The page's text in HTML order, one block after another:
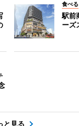
食べる
駅前
ーズ
と見る